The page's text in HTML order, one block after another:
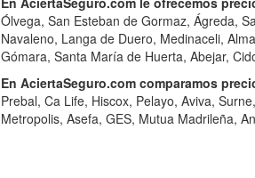
Ólvega, San Esteban de Gormaz, Ágreda,
Navaleno, Langa de Duero, Medinaceli,
Gómara, Santa María de Huerta, Abejar,
En AciertaSeguro.com comparamos
Prebal, Ca Life, Hiscox, Pelayo, Aviva,
Metropolis, Asefa, GES, Mutua Madrileña,